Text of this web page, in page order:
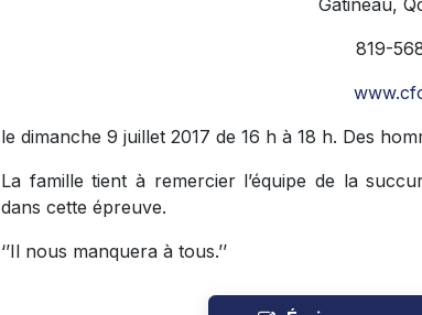
Gatineau,
819-
le dimanche 9 juillet 2017 de 16 h à 18 h. Des
La famille tient à remercier l’équipe de la
dans cette épreuve.
‘’Il nous manquera à tous.’’